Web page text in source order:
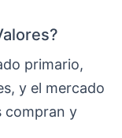
primario,
y el mercado
compran y